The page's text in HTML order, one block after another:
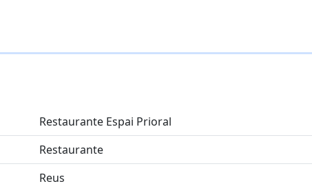
Restaurante Espai Prioral
Restaurante
Reus